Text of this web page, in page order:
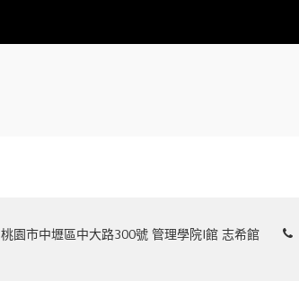
桃園市中壢區中大路300號 管理學院I館 志希館